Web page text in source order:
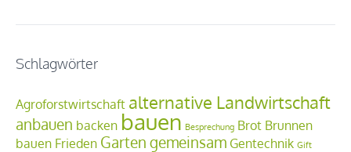
Schlagwörter
Agroforstwirtschaft alternative Landwirtschaft
anbauen backen bauen Besprechung Brot Brunnen
bauen Frieden Garten gemeinsam Gentechnik Gift